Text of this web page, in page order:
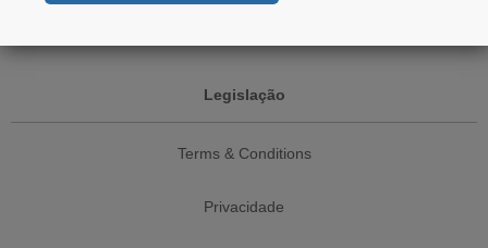
Legislação
Terms & Conditions
Privacidade